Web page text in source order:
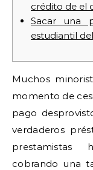
crédito de el
Sacar una
estudiantil
Muchos
momento de
pago
verdaderos
prestamistas
cobrando una